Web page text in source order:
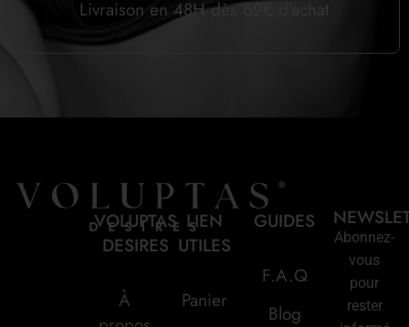
Livraison en 48H dès 69€ d’achat
VOLUPTAS
DESIRES
À
LIEN
UTILES
Panier
GUIDES
F.A.Q
Blog
Abonnez-
vous
pour
rester